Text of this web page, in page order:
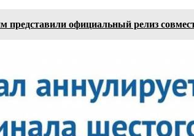
официальный релиз